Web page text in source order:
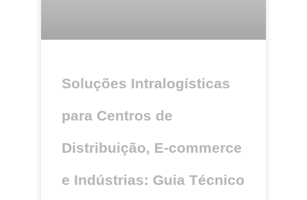
Soluções Intralogísticas
para Centros de
Distribuição, E-commerce
e Indústrias: Guia Técnico